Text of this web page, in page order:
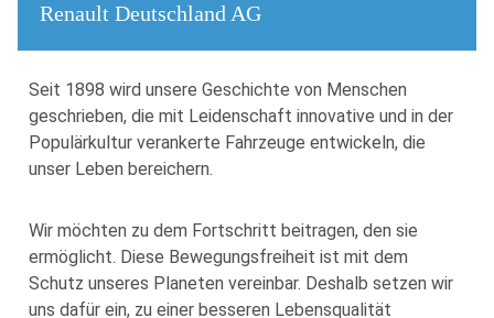
Renault Deutschland AG
Seit 1898 wird unsere Geschichte von Menschen
geschrieben, die mit Leidenschaft innovative und in der
Populärkultur verankerte Fahrzeuge entwickeln, die
unser Leben bereichern.
Wir möchten zu dem Fortschritt beitragen, den sie
ermöglicht. Diese Bewegungsfreiheit ist mit dem
Schutz unseres Planeten vereinbar. Deshalb setzen wir
uns dafür ein, zu einer besseren Lebensqualität